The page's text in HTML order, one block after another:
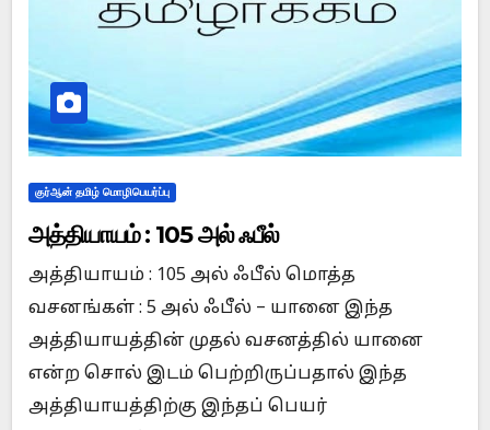
குர்ஆன் தமிழ் மொழிபெயர்ப்பு
அத்தியாயம் : 105 அல் ஃபீல்
அத்தியாயம் : 105 அல் ஃபீல் மொத்த
வசனங்கள் : 5 அல் ஃபீல் – யானை இந்த
அத்தியாயத்தின் முதல் வசனத்தில் யானை
என்ற சொல் இடம் பெற்றிருப்பதால் இந்த
அத்தியாயத்திற்கு இந்தப் பெயர்